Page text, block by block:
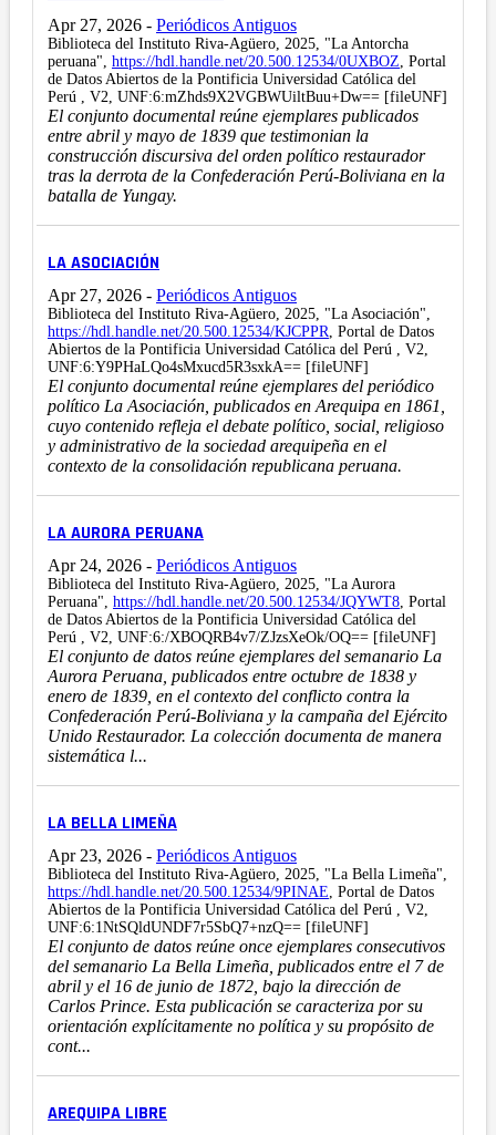
Apr 27, 2026 - Periódicos Antiguos
Biblioteca del Instituto Riva-Agüero, 2025, "La Antorcha
peruana", https://hdl.handle.net/20.500.12534/0UXBOZ, Portal
de Datos Abiertos de la Pontificia Universidad Católica del
Perú , V2, UNF:6:mZhds9X2VGBWUiltBuu+Dw== [fileUNF]
El conjunto documental reúne ejemplares publicados
entre abril y mayo de 1839 que testimonian la
construcción discursiva del orden político restaurador
tras la derrota de la Confederación Perú-Boliviana en la
batalla de Yungay.
LA ASOCIACIÓN
Apr 27, 2026 - Periódicos Antiguos
Biblioteca del Instituto Riva-Agüero, 2025, "La Asociación",
https://hdl.handle.net/20.500.12534/KJCPPR, Portal de Datos
Abiertos de la Pontificia Universidad Católica del Perú , V2,
UNF:6:Y9PHaLQo4sMxucd5R3sxkA== [fileUNF]
El conjunto documental reúne ejemplares del periódico
político La Asociación, publicados en Arequipa en 1861,
cuyo contenido refleja el debate político, social, religioso
y administrativo de la sociedad arequipeña en el
contexto de la consolidación republicana peruana.
LA AURORA PERUANA
Apr 24, 2026 - Periódicos Antiguos
Biblioteca del Instituto Riva-Agüero, 2025, "La Aurora
Peruana", https://hdl.handle.net/20.500.12534/JQYWT8, Portal
de Datos Abiertos de la Pontificia Universidad Católica del
Perú , V2, UNF:6:/XBOQRB4v7/ZJzsXeOk/OQ== [fileUNF]
El conjunto de datos reúne ejemplares del semanario La
Aurora Peruana, publicados entre octubre de 1838 y
enero de 1839, en el contexto del conflicto contra la
Confederación Perú-Boliviana y la campaña del Ejército
Unido Restaurador. La colección documenta de manera
sistemática l...
LA BELLA LIMEÑA
Apr 23, 2026 - Periódicos Antiguos
Biblioteca del Instituto Riva-Agüero, 2025, "La Bella Limeña",
https://hdl.handle.net/20.500.12534/9PINAE, Portal de Datos
Abiertos de la Pontificia Universidad Católica del Perú , V2,
UNF:6:1NtSQldUNDF7r5SbQ7+nzQ== [fileUNF]
El conjunto de datos reúne once ejemplares consecutivos
del semanario La Bella Limeña, publicados entre el 7 de
abril y el 16 de junio de 1872, bajo la dirección de
Carlos Prince. Esta publicación se caracteriza por su
orientación explícitamente no política y su propósito de
cont...
AREQUIPA LIBRE